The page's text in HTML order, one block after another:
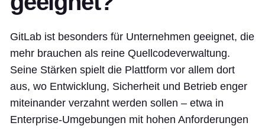
GitLab ist besonders für Unternehmen geeignet, die
mehr brauchen als reine Quellcodeverwaltung.
Seine Stärken spielt die Plattform vor allem dort
aus, wo Entwicklung, Sicherheit und Betrieb enger
miteinander verzahnt werden sollen – etwa in
Enterprise-Umgebungen mit hohen Anforderungen